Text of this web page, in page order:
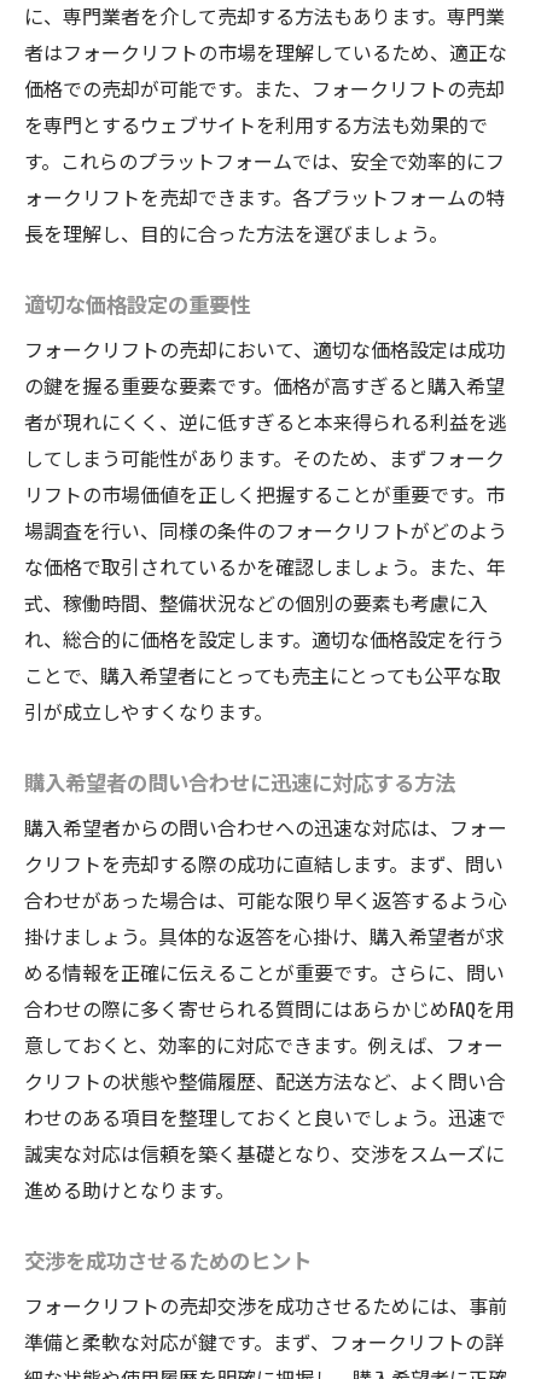
初めての売却経験者向けガイド
プロのサポートを利用するメリット
コミュニケーションの重要性
オンラインでの取引の注意点
トラブルを未然に防ぐ方法
信頼できる業者の選び方
ガイド
売却に必要な書類の一覧
契約書の作成ポイント
引き渡し時の注意事項
所有権移転手続きの流れ
費用負担とその内訳
地元での取引の特長
フォークリフト売却を成功させるためのプロの
アドバイス
経験豊富な販売者の声
よくある失敗とその回避策
価格交渉における戦略
売却後のフォローアップの重要性
買い手の満足度を高める方法
フォークリフトの市場価値を最大化するテクニ
ック
市場動向の分析方法
メンテナンス履歴の整備
外装・内装の魅力アップ術
競合との差別化ポイント
フォークリフトの強みを活かす販売方法
長野県の地域特性に合わせた訴求
のチェックリスト
売却準備段階の確認事項
取引前に確認すべき法律事項
に、専門業者を介して売却する方法もあります。専門業
者はフォークリフトの市場を理解しているため、適正な
価格での売却が可能です。また、フォークリフトの売却
を専門とするウェブサイトを利用する方法も効果的で
す。これらのプラットフォームでは、安全で効率的にフ
ォークリフトを売却できます。各プラットフォームの特
長を理解し、目的に合った方法を選びましょう。
適切な価格設定の重要性
フォークリフトの売却において、適切な価格設定は成功
の鍵を握る重要な要素です。価格が高すぎると購入希望
者が現れにくく、逆に低すぎると本来得られる利益を逃
してしまう可能性があります。そのため、まずフォーク
リフトの市場価値を正しく把握することが重要です。市
場調査を行い、同様の条件のフォークリフトがどのよう
な価格で取引されているかを確認しましょう。また、年
式、稼働時間、整備状況などの個別の要素も考慮に入
れ、総合的に価格を設定します。適切な価格設定を行う
ことで、購入希望者にとっても売主にとっても公平な取
引が成立しやすくなります。
購入希望者の問い合わせに迅速に対応する方法
購入希望者からの問い合わせへの迅速な対応は、フォー
クリフトを売却する際の成功に直結します。まず、問い
合わせがあった場合は、可能な限り早く返答するよう心
掛けましょう。具体的な返答を心掛け、購入希望者が求
める情報を正確に伝えることが重要です。さらに、問い
合わせの際に多く寄せられる質問にはあらかじめFAQを用
意しておくと、効率的に対応できます。例えば、フォー
クリフトの状態や整備履歴、配送方法など、よく問い合
わせのある項目を整理しておくと良いでしょう。迅速で
誠実な対応は信頼を築く基礎となり、交渉をスムーズに
進める助けとなります。
交渉を成功させるためのヒント
フォークリフトの売却交渉を成功させるためには、事前
準備と柔軟な対応が鍵です。まず、フォークリフトの詳